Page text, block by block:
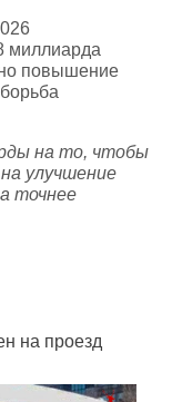
миллиарда
повышение
на то, чтобы
улучшение
точнее
на проезд